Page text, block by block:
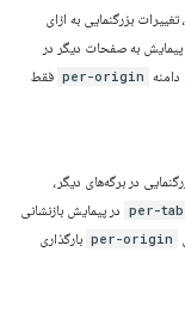
بزرگنمایی به ازای
پیمایش به صفحات دیگر در
per-origin فقط
در برگه‌های دیگر،
per-tab در پیمایش بازنشانی
per-origin بارگذاری